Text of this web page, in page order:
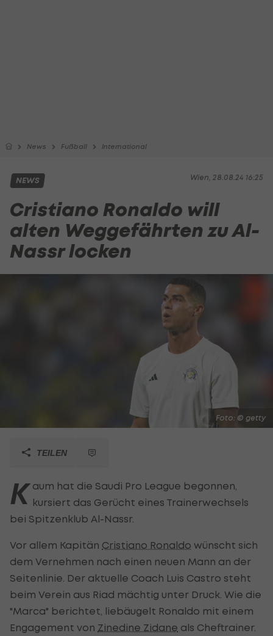
News Fußball International
Wien, 28.08.24 16:25
NEWS
Cristiano Ronaldo will
alten Weggefährten zu Al-
Nassr locken
Foto: © getty
TEILEN
K aum hat die Saudi Pro League begonnen,
kursiert das Gerücht eines Trainerwechsels
bei Spitzenklub Al-Nassr.
Vor allem Kapitän Cristiano Ronaldo wünscht sich
dem Vernehmen nach einen neuen Mann an der
Seitenlinie. Der aktuelle Coach Luis Castro steht
beim Verein aus Riad mächtig unter Druck. Wie die
"Marca" berichtet, liebäugelt Ronaldo mit einem
Engagement von Zinedine Zidane als Cheftrainer.